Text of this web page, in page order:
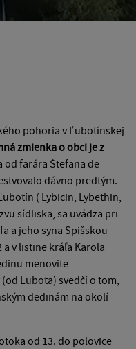
pohoria v Ľubotínskej
zmienka o obci je z
od farára Štefana de
dávno predtým.
( Lybicin, Lybethin,
sídliska, sa uvádza pri
a jeho syna Spišskou
a v listine kráľa Karola
menovite
Lubota) svedčí o tom,
dedinám na okolí
od 13. do polovice